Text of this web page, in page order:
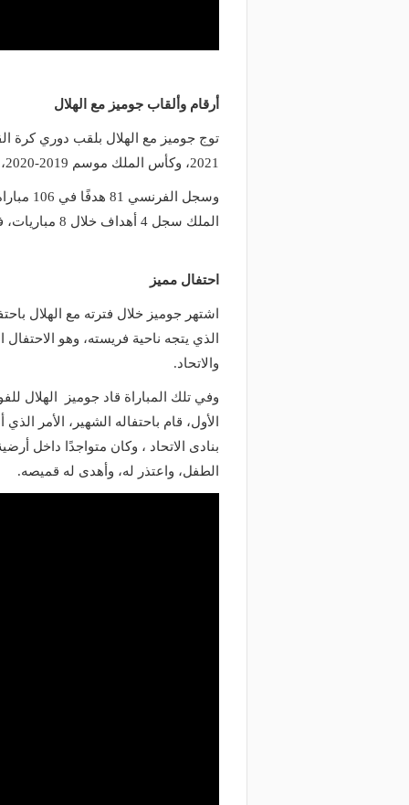
أرقام وألقاب جوميز مع الهلال
2021، وكأس الملك موسم 2019-2020، والسوبر السعودي 2021، ودوري أبطال آسيا 2019 و 2021.
الملك سجل 4 أهداف خلال 8 مباريات، فيما سجل 20 هدفًا خلال 28 مشاركة في دوري أبطال آسيا.
احتفال مميز
اشتهر جوميز خلال فترته مع الهلال
الذي يتجه ناحية فريسته، وهو
والاتحاد.
وفي تلك المباراة قاد جوميز الهلال
الأول، قام باحتفاله الشهير،
بنادى الاتحاد ، وكان متواجدًا داخل
الطفل، واعتذر له، وأهدى له قميصه.